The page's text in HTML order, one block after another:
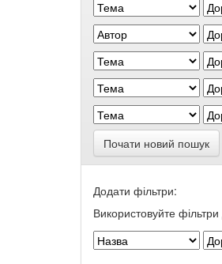
Почати новий пошук
Додати фільтри:
Використовуйте